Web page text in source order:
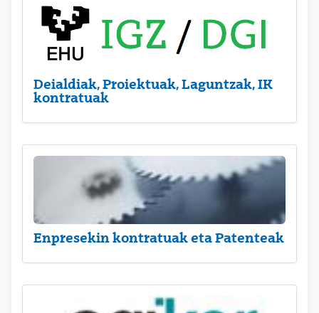
Deialdiak, Proiektuak, Laguntzak, IK
kontratuak
Enpresekin kontratuak eta Patenteak